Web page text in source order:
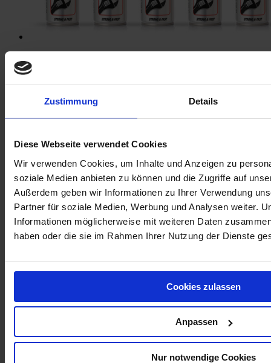
Zustimmung Details
Diese Webseite verwendet Cookies
Wir verwenden Cookies, um Inhalte und Anzeigen zu
soziale Medien anbieten zu können und die Zugriffe auf
Außerdem geben wir Informationen zu Ihrer Verwendung
Partner für soziale Medien, Werbung und Analysen weiter.
Informationen möglicherweise mit weiteren Daten
haben oder die sie im Rahmen Ihrer Nutzung der Dienste
Cookies zulassen
Anpassen
Nur notwendige Cookies
Trockenes PTFE-Schmiermittel